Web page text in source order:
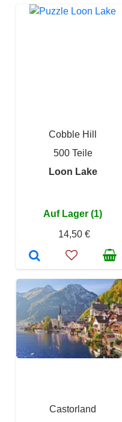
Cobble Hill
500 Teile
Loon Lake
Auf Lager (1)
14,50 €
Castorland